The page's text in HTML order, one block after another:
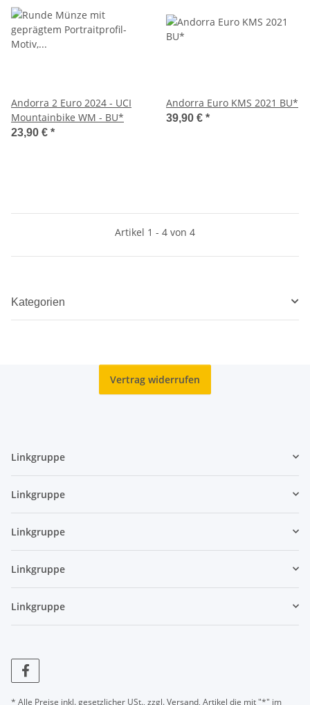
Andorra 2 Euro 2024 - UCI
Mountainbike WM - BU*
23,90 € *
Andorra Euro KMS 2021 BU*
39,90 € *
Artikel 1 - 4 von 4
Kategorien
Vertrag widerrufen
Linkgruppe
Linkgruppe
Linkgruppe
Linkgruppe
Linkgruppe
* Alle Preise inkl. gesetzlicher USt., zzgl.Versand, Artikel die mit "*" im